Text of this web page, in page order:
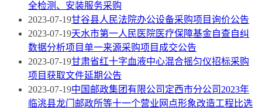
全检测、安装服务采购
2023-07-19甘谷县人民法院办公设备采购项目询价公告
2023-07-19天水市第一人民医院医疗保障基金自查自纠
数据分析项目单一来源采购项目成交公告
2023-07-19甘肃省红十字血液中心混合摇匀仪招标采购
项目获取文件延期公告
2023-07-19中国邮政集团有限公司定西市分公司2023年
临洮县龙门邮政所等十一个营业网点形象改造工程比选